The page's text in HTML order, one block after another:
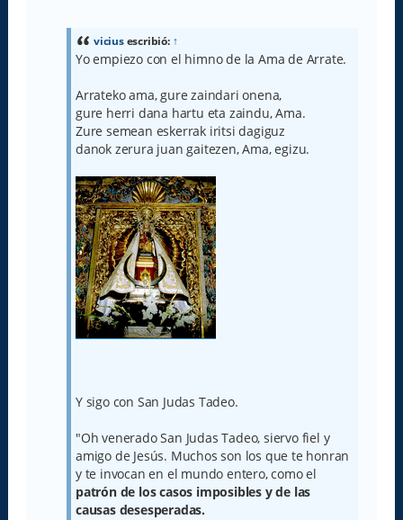
viciusescribió: ↑
Yo empiezo con el himno de la Ama de Arrate.
Arrateko ama, gure zaindari onena,
gure herri dana hartu eta zaindu, Ama.
Zure semean eskerrak iritsi dagiguz
danok zerura juan gaitezen, Ama, egizu.
Y sigo con San Judas Tadeo.
"Oh venerado San Judas Tadeo, siervo fiel y
amigo de Jesús. Muchos son los que te honran
y te invocan en el mundo entero, como el
patrón de los casos imposibles y de las
causas desesperadas.